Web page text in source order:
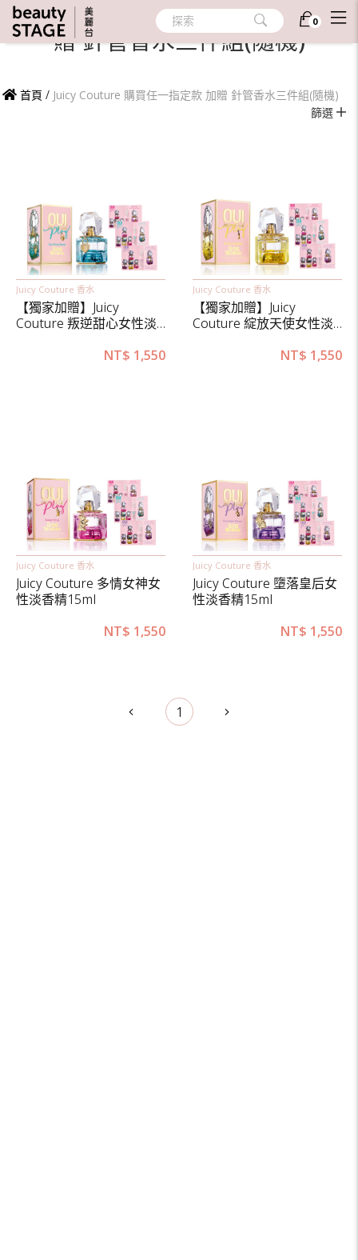
探索 0
Juicy Couture 購買任一指定款 加
贈 針管香水三件組(隨機)
首頁 / Juicy Couture 購買任一指定款 加贈 針管香水三件組(隨機)
篩選
Juicy Couture 香水
【獨家加贈】Juicy
Couture 叛逆甜心女性淡
NT$ 1,550
Juicy Couture 香水
【獨家加贈】Juicy
Couture 綻放天使女性淡
NT$ 1,550
Juicy Couture 香水
Juicy Couture 多情女神女
性淡香精15ml
NT$ 1,550
Juicy Couture 香水
Juicy Couture 墮落皇后女
性淡香精15ml
NT$ 1,550
1